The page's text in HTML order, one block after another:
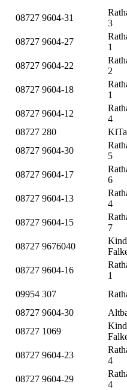
08727 9604-31
3
08727 9604-27
1
08727 9604-22
2
08727 9604-18
1
08727 9604-12
4
08727 280
08727 9604-30
5
08727 9604-17
6
08727 9604-13
4
08727 9604-15
7
08727 9676040
08727 9604-16
1
09954 307
08727 9604-30
08727 1069
08727 9604-23
4
08727 9604-29
4